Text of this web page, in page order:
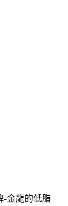
-金龍的低脂